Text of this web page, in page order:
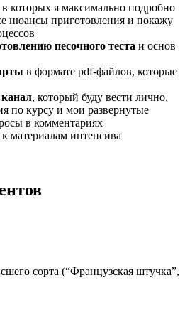
в которых я максимально подробно
нюансы приготовления и покажу
песочного теста и основ
в формате pdf-файлов, которые
, который буду вести лично,
по курсу и мои развернутые
в комментариях
к материалам интенсива
сорта (“Французская штучка”,